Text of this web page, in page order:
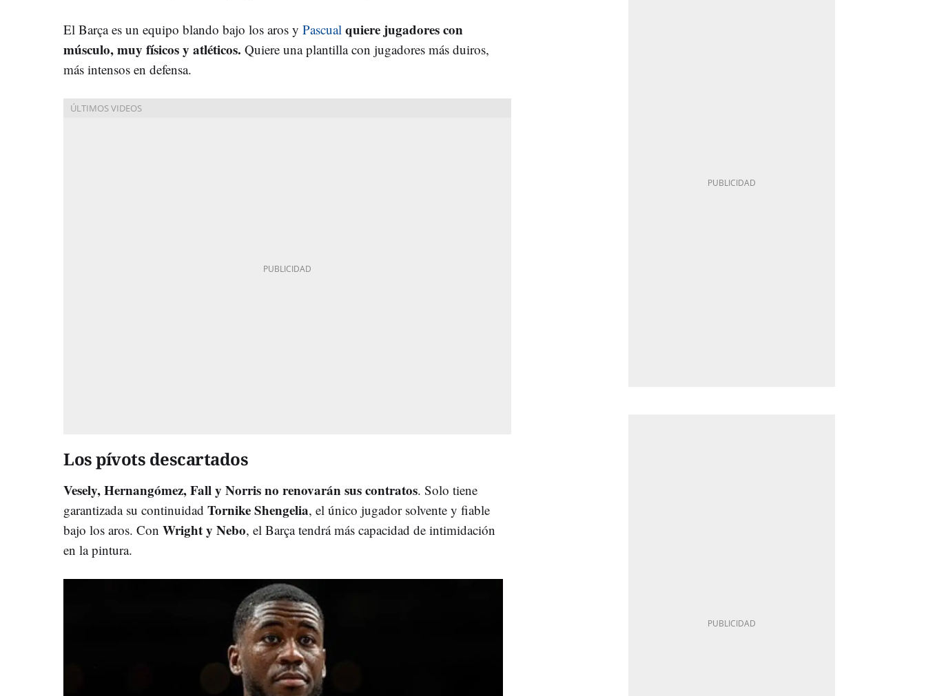
El Barça es un equipo blando bajo los aros y Pascual quiere jugadores con
músculo, muy físicos y atléticos. Quiere una plantilla con jugadores más duiros,
más intensos en defensa.
Los pívots descartados
Vesely, Hernangómez, Fall y Norris no renovarán sus contratos. Solo tiene
garantizada su continuidad Tornike Shengelia, el único jugador solvente y fiable
bajo los aros. Con Wright y Nebo, el Barça tendrá más capacidad de intimidación
en la pintura.